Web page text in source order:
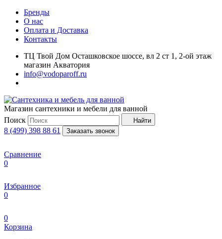
Бренды
О нас
Оплата и Доставка
Контакты
ТЦ Твой Дом Осташковское шоссе, вл 2 ст 1, 2-ой этаж
магазин Акватория
info@vodoparoff.ru
Магазин сантехники и мебели для ванной
Поиск
Найти
8 (499) 398 88 61 Заказать звонок
Сравнение
0
Избранное
0
0
Корзина